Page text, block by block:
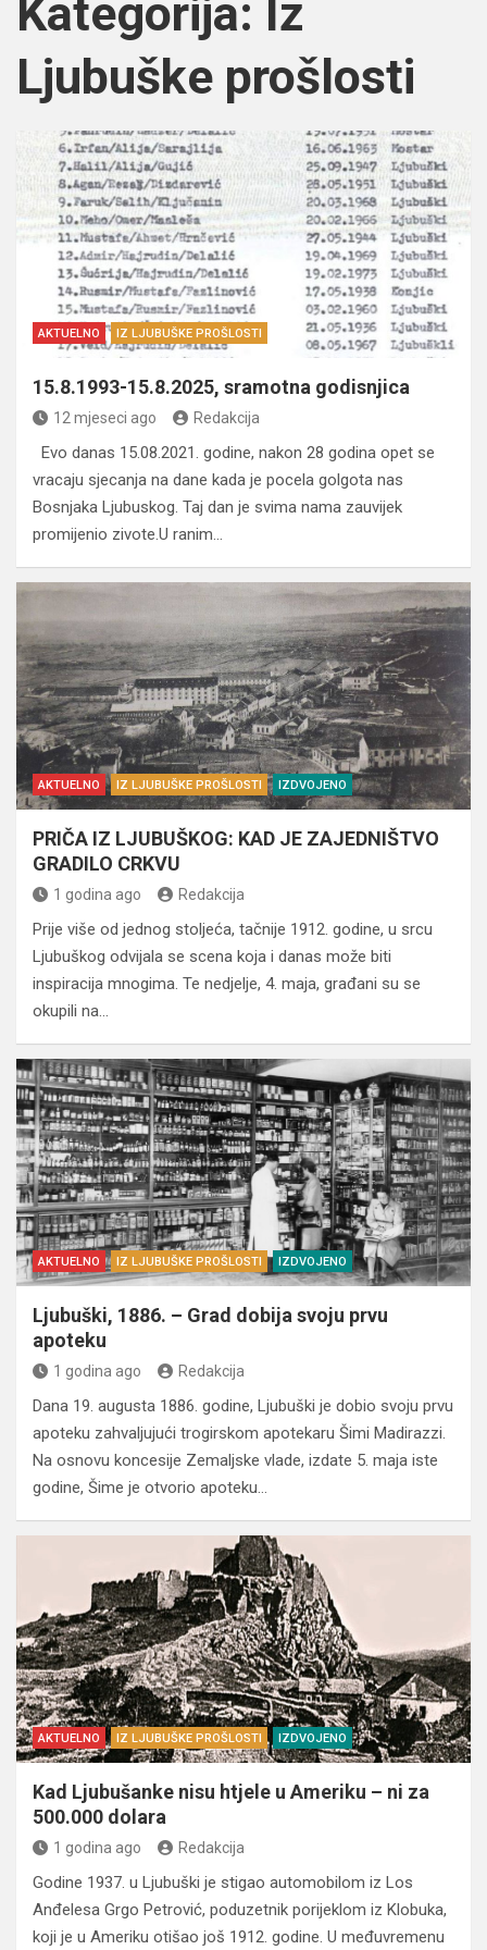
Kategorija: Iz
Ljubuške prošlosti
AKTUELNO IZ LJUBUŠKE PROŠLOSTI
15.8.1993-15.8.2025, sramotna godisnjica
12 mjeseci ago Redakcija
Evo danas 15.08.2021. godine, nakon 28 godina opet se
vracaju sjecanja na dane kada je pocela golgota nas
Bosnjaka Ljubuskog. Taj dan je svima nama zauvijek
promijenio zivote.U ranim…
AKTUELNO IZ LJUBUŠKE PROŠLOSTI IZDVOJENO
PRIČA IZ LJUBUŠKOG: KAD JE ZAJEDNIŠTVO
GRADILO CRKVU
1 godina ago Redakcija
Prije više od jednog stoljeća, tačnije 1912. godine, u srcu
Ljubuškog odvijala se scena koja i danas može biti
inspiracija mnogima. Te nedjelje, 4. maja, građani su se
okupili na…
AKTUELNO IZ LJUBUŠKE PROŠLOSTI IZDVOJENO
Ljubuški, 1886. – Grad dobija svoju prvu
apoteku
1 godina ago Redakcija
Dana 19. augusta 1886. godine, Ljubuški je dobio svoju prvu
apoteku zahvaljujući trogirskom apotekaru Šimi Madirazzi.
Na osnovu koncesije Zemaljske vlade, izdate 5. maja iste
godine, Šime je otvorio apoteku…
AKTUELNO IZ LJUBUŠKE PROŠLOSTI IZDVOJENO
Kad Ljubušanke nisu htjele u Ameriku – ni za
500.000 dolara
1 godina ago Redakcija
Godine 1937. u Ljubuški je stigao automobilom iz Los
Anđelesa Grgo Petrović, poduzetnik porijeklom iz Klobuka,
koji je u Ameriku otišao još 1912. godine. U međuvremenu